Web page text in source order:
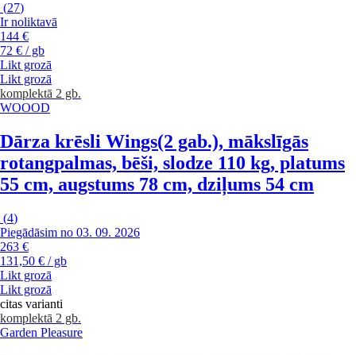
(27)
Ir noliktavā
144 €
72 € / gb
Likt grozā
Likt grozā
komplektā 2 gb.
WOOOD
Dārza krēsli Wings(2 gab.), mākslīgās
rotangpalmas, bēši, slodze 110 kg, platums
55 cm, augstums 78 cm, dziļums 54 cm
(4)
Piegādāsim no 03. 09. 2026
263 €
131,50 € / gb
Likt grozā
Likt grozā
citas varianti
komplektā 2 gb.
Garden Pleasure